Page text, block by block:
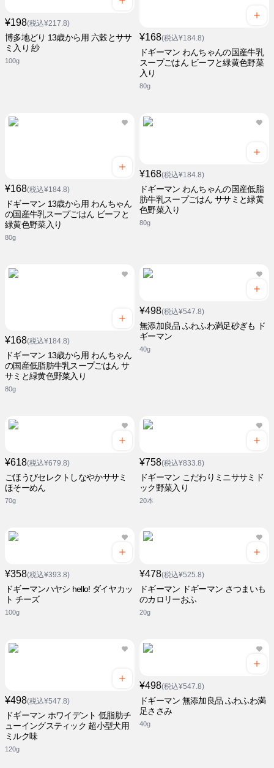
¥198(税込¥217.8)
博多地どり 13歳から用 六穀とササ
ミ入り 紗
100g
¥168(税込¥184.8)
ドギーマン わんちゃんの国産牛乳
スープごはん ビーフと緑黄色野菜
入り
80g
¥168(税込¥184.8)
ドギーマン 13歳から用 わんちゃん
の国産牛乳スープごはん ビーフと
緑黄色野菜入り
80g
¥168(税込¥184.8)
ドギーマン わんちゃんの国産低脂
肪牛乳スープごはん ササミと緑黄
色野菜入り
80g
¥168(税込¥184.8)
ドギーマン 13歳から用 わんちゃん
の国産低脂肪牛乳スープごはん サ
サミと緑黄色野菜入り
80g
¥498(税込¥547.8)
無添加良品 ふわふわ満足砂ぎも ド
ギーマン
40g
¥618(税込¥679.8)
ごほうびセレクトしなやかササミ
ほそーめん
70g
¥758(税込¥833.8)
ドギーマン こだわりミニササミド
ック野菜入り
20本
¥358(税込¥393.8)
ドギーマンハヤシ hello! ダイヤカッ
ト チーズ
100g
¥478(税込¥525.8)
ドギーマン ドギーマン さつまいも
のカロリーおふ
20g
¥498(税込¥547.8)
ドギーマン ホワイデント 低脂肪チ
ューイングスティック 超小型犬用
ミルク味
120g
¥498(税込¥547.8)
ドギーマン 無添加良品 ふわふわ満
足ささみ
40g